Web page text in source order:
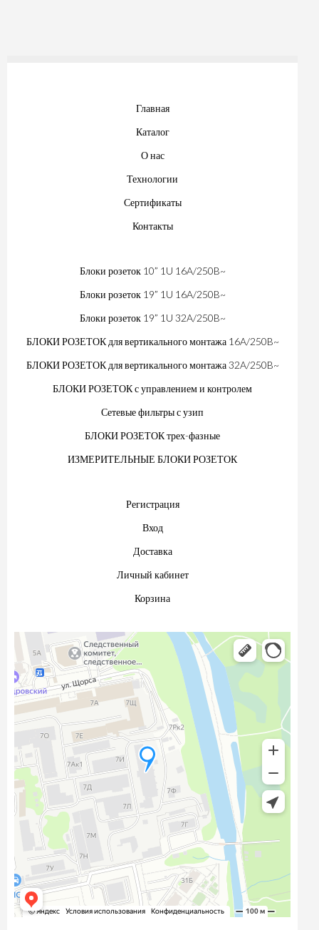
Главная
Каталог
О нас
Технологии
Сертификаты
Контакты
Блоки розеток 10” 1U 16A/250B~
Блоки розеток 19” 1U 16A/250B~
Блоки розеток 19” 1U 32A/250B~
БЛОКИ РОЗЕТОК для вертикального монтажа 16A/250B~
БЛОКИ РОЗЕТОК для вертикального монтажа 32A/250B~
БЛОКИ РОЗЕТОК с управлением и контролем
Сетевые фильтры с узип
БЛОКИ РОЗЕТОК трех-фазные
ИЗМЕРИТЕЛЬНЫЕ БЛОКИ РОЗЕТОК
Регистрация
Вход
Доставка
Личный кабинет
Корзина